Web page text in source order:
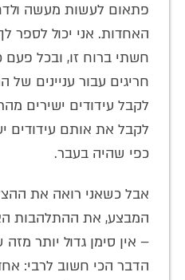
פתאום לעשות מעשה
האחדות. אני יכול לספר
חשתי ברוח זו, ובכל
חריגים עבור עניינים של
לקבל עידודים ישירים
לקבל את אותם עידודים
כפי שהיה בעבר.
אבל כשאני רואה את
המבצע, את ההתלהבות
– אין סימן גדול יותר
הדבר הכי חשוב לרבי: